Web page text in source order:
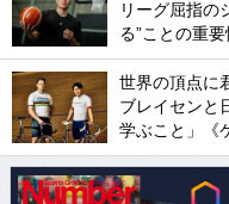
リーグ屈指の
る”ことの重要
世界の頂点に
ブレイセンと
学ぶこと」《